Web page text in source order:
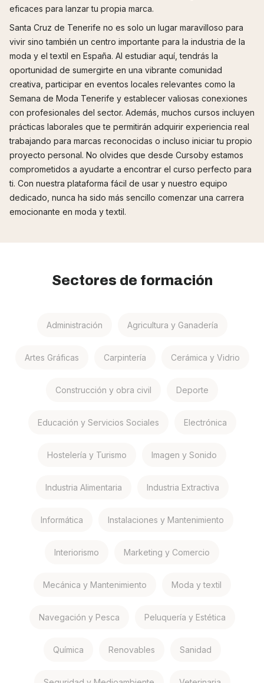
eficaces para lanzar tu propia marca.
Santa Cruz de Tenerife no es solo un lugar maravilloso para
vivir sino también un centro importante para la industria de la
moda y el textil en España. Al estudiar aquí, tendrás la
oportunidad de sumergirte en una vibrante comunidad
creativa, participar en eventos locales relevantes como la
Semana de Moda Tenerife y establecer valiosas conexiones
con profesionales del sector. Además, muchos cursos incluyen
prácticas laborales que te permitirán adquirir experiencia real
trabajando para marcas reconocidas o incluso iniciar tu propio
proyecto personal. No olvides que desde Cursoby estamos
comprometidos a ayudarte a encontrar el curso perfecto para
ti. Con nuestra plataforma fácil de usar y nuestro equipo
dedicado, nunca ha sido más sencillo comenzar una carrera
emocionante en moda y textil.
Sectores de formación
Administración Agricultura y Ganadería
Artes Gráficas Carpintería Cerámica y Vidrio
Construcción y obra civil Deporte
Educación y Servicios Sociales Electrónica
Hostelería y Turismo Imagen y Sonido
Industria Alimentaria Industria Extractiva
Informática Instalaciones y Mantenimiento
Interiorismo Marketing y Comercio
Mecánica y Mantenimiento Moda y textil
Navegación y Pesca Peluquería y Estética
Química Renovables Sanidad